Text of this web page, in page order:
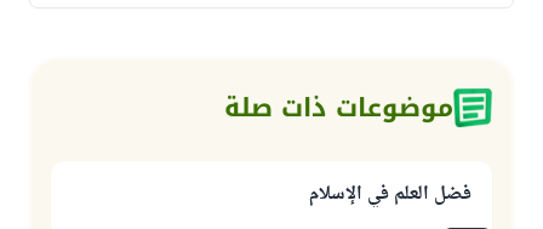
موضوعات ذات صلة
فضل العلم في الإسلام